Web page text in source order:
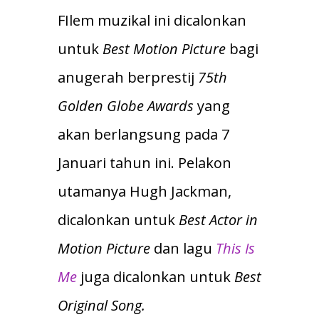
FIlem muzikal ini dicalonkan
untuk Best Motion Picturebagi
anugerah berprestij 75th
Golden Globe Awards yang
akan berlangsung pada 7
Januari tahun ini. Pelakon
utamanya Hugh Jackman,
dicalonkan untuk Best Actor in
Motion Picturedan lagu This Is
Mejuga dicalonkan untuk Best
Original Song.